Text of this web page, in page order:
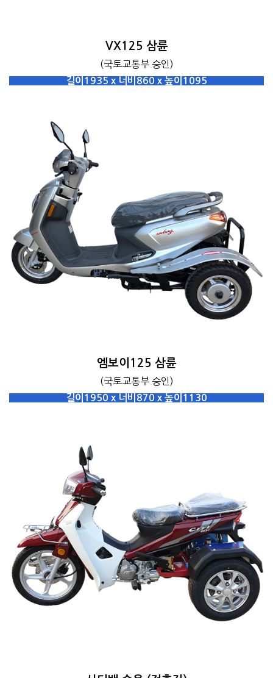
VX125 삼륜
(국토교통부 승인)
길이1935 x 너비860 x 높이1095
엠보이125 삼륜
(국토교통부 승인)
길이1950 x 너비870 x 높이1130